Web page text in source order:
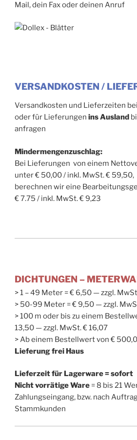
Mail, dein Fax oder deinen Anruf
VERSANDKOSTEN /
Versandkosten und Lieferzeiten bei
oder für Lieferungen ins Ausland
anfragen
Mindermengenzuschlag:
Bei Lieferungen von einem
unter € 50,00 / inkl. MwSt. € 59,50,
berechnen wir eine
€ 7.75 / inkl. MwSt. € 9,23
DICHTUNGEN –
> 1 – 49 Meter = € 6,50 — zzgl.
> 50-99 Meter = € 9,50 — zzgl.
> 100 m oder bis zu einem
13,50 — zzgl. MwSt. € 16,07
> Ab einem Bestellwert von €
Lieferung frei Haus
Lieferzeit für Lagerware = sofort
Nicht vorrätige Ware = 8 bis 21
Zahlungseingang, bzw. nach
Stammkunden